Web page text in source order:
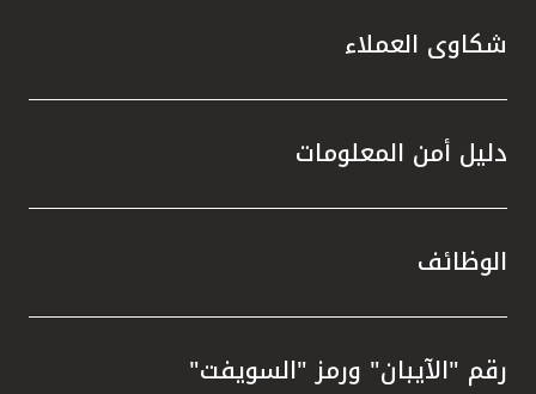
شكاوى العملاء
دليل أمن المعلومات
الوظائف
رقم "الآيبان" ورمز "السويفت"